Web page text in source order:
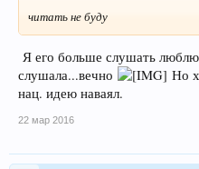
читать не буду
Я его больше слушать
слушала...вечно
Но
нац. идею наваял.
22 мар 2016